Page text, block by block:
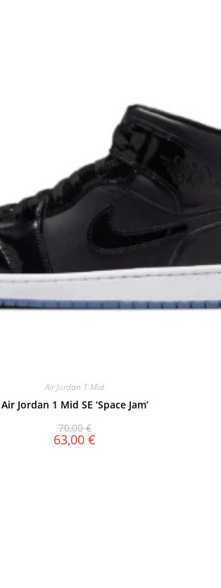
Air Jordan 1 Mid
Air Jordan 1 Mid SE ‘Space Jam’
70,00€
63,00 €